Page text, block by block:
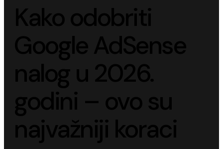
Kako odobriti
Google AdSense
nalog u 2026.
godini – ovo su
najvažniji koraci